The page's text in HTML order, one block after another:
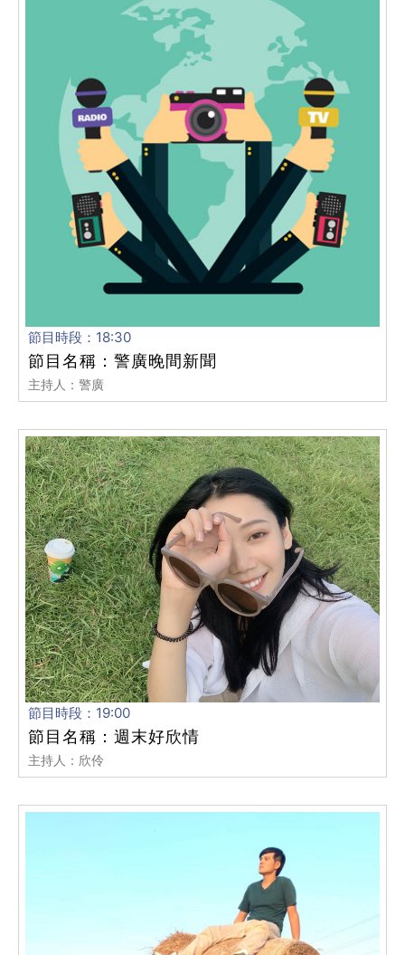
節目時段：18:30
節目名稱：警廣晚間新聞
主持人：警廣
節目時段：19:00
節目名稱：週末好欣情
主持人：欣伶